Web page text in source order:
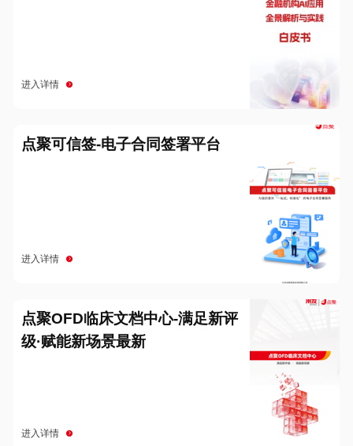
进入详情
点聚可信签-电子合同签署平台
进入详情
点聚OFD临床文档中心-满足新评
级·赋能新场景最新
进入详情